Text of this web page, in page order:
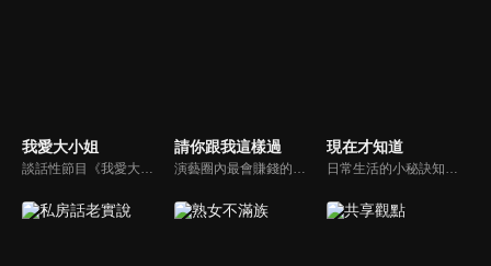
我愛大小姐
談話性節目《我愛大小姐》是由吳淡如、林慧萍主持的一檔談話性節目，講訴女人間的那些事。
請你跟我這樣過
演藝圈內最會賺錢的侯昌明，以親身經歷教你理財；採訪經歷豐沛的黃文華，把所見所聞通通報你哉。不論是理財知識、兩性問題、生活資訊，完全貼近市井小民的所需所求，保證讓你生活過更好！
現在才知道
日常生活的小秘訣知多少？由理財專家賴憲政、美麗人妻季芹，用貼近民心的實際案例、最新時事的話題來分析研討，讓你了解生活中的理財消費、民生、旅遊等問題。